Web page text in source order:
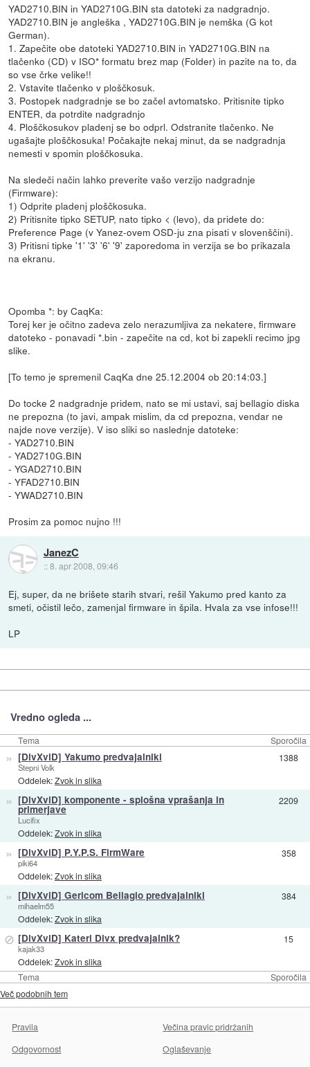
YAD2710.BIN in YAD2710G.BIN sta datoteki za nadgradnjo.
YAD2710.BIN je angleška , YAD2710G.BIN je nemška (G kot
German).
1. Zapečite obe datoteki YAD2710.BIN in YAD2710G.BIN na
tlačenko (CD) v ISO* formatu brez map (Folder) in pazite na to, da
so vse črke velike!!
2. Vstavite tlačenko v ploščkosuk.
3. Postopek nadgradnje se bo začel avtomatsko. Pritisnite tipko
ENTER, da potrdite nadgradnjo
4. Ploščkosukov pladenj se bo odprl. Odstranite tlačenko. Ne
ugašajte ploščkosuka! Počakajte nekaj minut, da se nadgradnja
nemesti v spomin ploščkosuka.
Na sledeči način lahko preverite vašo verzijo nadgradnje
(Firmware):
1) Odprite pladenj ploščkosuka.
2) Pritisnite tipko SETUP, nato tipko < (levo), da pridete do:
Preference Page (v Yanez-ovem OSD-ju zna pisati v slovenščini).
3) Pritisni tipke '1' '3' '6' '9' zaporedoma in verzija se bo prikazala
na ekranu.
Opomba *: by CaqKa:
Torej ker je očitno zadeva zelo nerazumljiva za nekatere, firmware
datoteko - ponavadi *.bin - zapečite na cd, kot bi zapekli recimo jpg
slike.
[To temo je spremenil CaqKa dne 25.12.2004 ob 20:14:03.]
Do tocke 2 nadgradnje pridem, nato se mi ustavi, saj bellagio diska
ne prepozna (to javi, ampak mislim, da cd prepozna, vendar ne
najde nove verzije). V iso sliki so naslednje datoteke:
- YAD2710.BIN
- YAD2710G.BIN
- YGAD2710.BIN
- YFAD2710.BIN
- YWAD2710.BIN
Prosim za pomoc nujno !!!
JanezC
::8. apr 2008, 09:46
Ej, super, da ne brišete starih stvari, rešil Yakumo pred kanto za
smeti, očistil lečo, zamenjal firmware in špila. Hvala za vse infose!!!
LP
Vredno ogleda ...
Tema Sporočila
Tema Sporočila
» [DivXviD] Yakumo predvajalniki
Stepni Volk
Oddelek:Zvok in slika
1388
» [DivXviD] komponente - splošna vprašanja in
primerjave
Lucifix
Oddelek:Zvok in slika
2209
» [DivXviD] P.Y.P.S. FirmWare
piki64
Oddelek:Zvok in slika
358
» [DivXviD] Gericom Bellagio predvajalniki
mihaelm55
Oddelek:Zvok in slika
384
⊘ [DivXviD] Kateri Divx predvajalnik?
kajak33
Oddelek:Zvok in slika
15
Več podobnih tem
Pravila
Večina pravic pridržanih
Odgovornost
Oglaševanje